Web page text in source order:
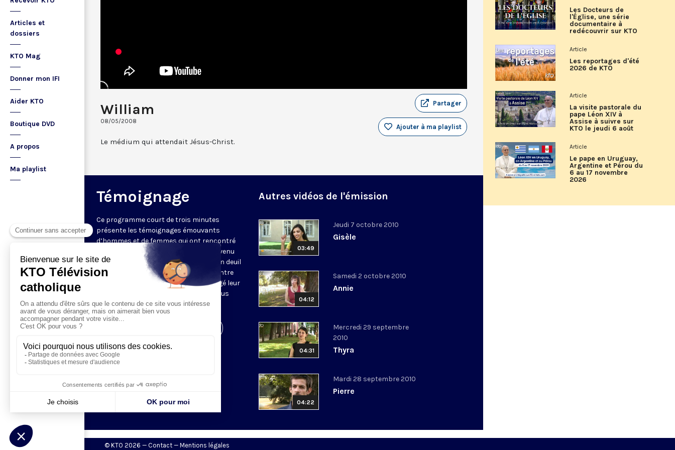
Articles et
dossiers
KTO Mag
Donner mon IFI
Aider KTO
Boutique DVD
A propos
Ma playlist
William
08/05/2008
Partager
Ajouter à ma playlist
Le médium qui attendait Jésus-Christ.
Témoignage
Ce programme court de trois minutes
présente les témoignages émouvants
d’hommes et de femmes qui ont rencontré
Dieu. À l’occasion d’un événement survenu
dans leur vie, comme une rencontre, un deuil
ou une maladie, ils ont vécu une rencontre
avec Jésus qui a complètement changé leur
vie. Ils nous expliquent comment et nous
font partager leur joie.
Autres vidéos de l'émission
03:49
Jeudi 7 octobre 2010
Gisèle
04:12
Samedi 2 octobre 2010
Annie
04:31
Mercredi 29 septembre
2010
Thyra
04:22
Mardi 28 septembre 2010
Pierre
Les Docteurs de
l'Église, une série
documentaire à
redécouvrir sur KTO
Article
Les reportages d'été
2026 de KTO
Article
La visite pastorale du
pape Léon XIV à
Assise à suivre sur
KTO le jeudi 6 août
Article
Le pape en Uruguay,
Argentine et Pérou du
6 au 17 novembre
2026
© KTO 2026 — Contact — Mentions légales